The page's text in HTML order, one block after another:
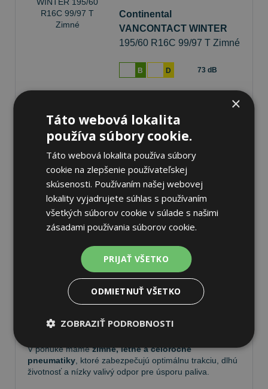
Continental
VANCONTACT WINTER
195/60 R16C 99/97 T Zimné
B D 73 dB
Ihneďk odberu na 2 pobočkách
143,42 € ks
Pneumatiky
Vyberte si kvalitnépneumatikypre bezpečnú,
komfortnú a úspornú jazdu. NaTire.sk
nájdete široký
výber pneumatík pre rôzne typy vozidiel a jazdných
prémiové značky, akoContinental
Goodyear,Michelin ,Pirelli,Dunlopa
V ponuke mámezimné, letné a celoročné
pneumatiky , ktoré zabezpečujú optimálnu trakciu, dlhú
životnosť a nízky valivý odpor pre úsporu paliva.
×
Táto webová lokalita
používa súbory cookie.
Táto webová lokalita používa súbory
cookie na zlepšenie používateľskej
skúsenosti. Používaním našej webovej
lokality vyjadrujete súhlas s používaním
všetkých súborov cookie v súlade s našimi
zásadami používania súborov cookie.
PRIJAŤ VŠETKO
ODMIETNUŤ VŠETKO
ZOBRAZIŤ PODROBNOSTI